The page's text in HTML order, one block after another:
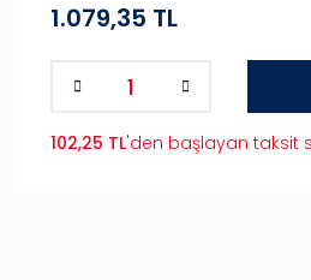
1.079,35 TL
102,25 TL'den başlayan taksit